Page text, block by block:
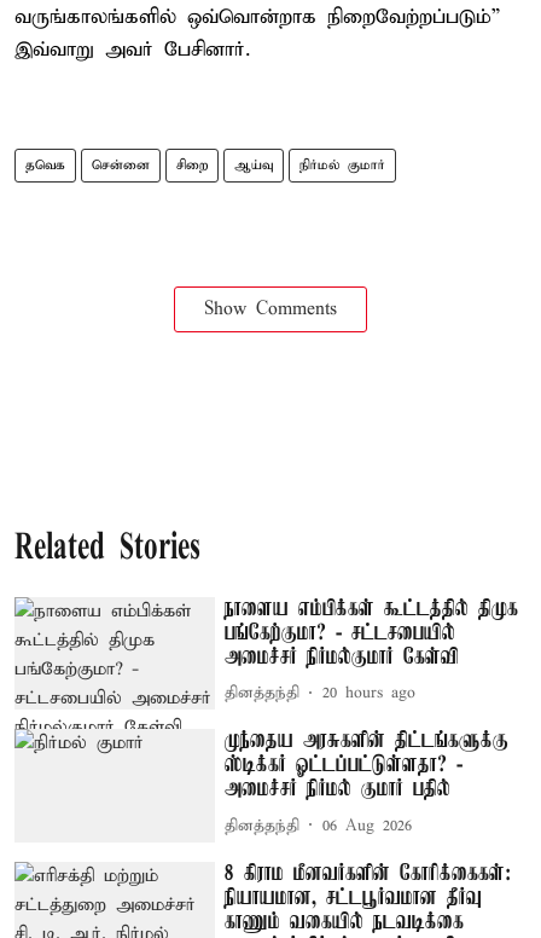
வருங்காலங்களில் ஒவ்வொன்றாக நிறைவேற்றப்படும்”
இவ்வாறு அவர் பேசினார்.
தவெக சென்னை சிறை ஆய்வு நிர்மல் குமார்
Show Comments
Related Stories
நாளைய எம்பிக்கள் கூட்டத்தில் திமுக
பங்கேற்குமா? - சட்டசபையில்
அமைச்சர் நிர்மல்குமார் கேள்வி
தினத்தந்தி 20 hours ago
முந்தைய அரசுகளின் திட்டங்களுக்கு
ஸ்டிக்கர் ஓட்டப்பட்டுள்ளதா? -
அமைச்சர் நிர்மல் குமார் பதில்
தினத்தந்தி 06 Aug 2026
8 கிராம மீனவர்களின் கோரிக்கைகள்:
நியாயமான, சட்டபூர்வமான தீர்வு
காணும் வகையில் நடவடிக்கை